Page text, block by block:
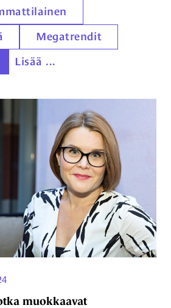
Megatrendit
Lisää ...
muokkaavat